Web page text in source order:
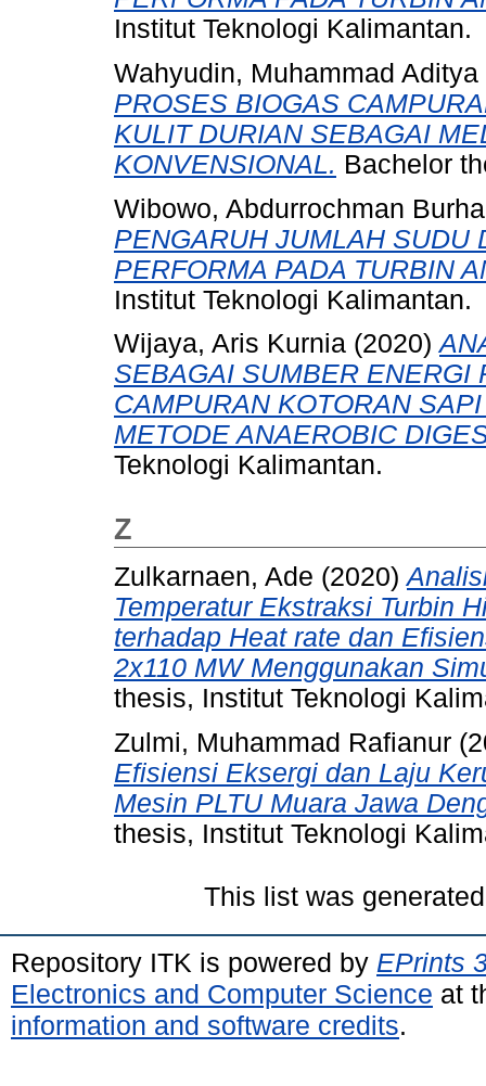
Institut Teknologi Kalimantan.
Wahyudin, Muhammad Aditya
PROSES BIOGAS
KULIT DURIAN SEBAGAI
KONVENSIONAL. Bachelor
Wibowo, Abdurrochman
PENGARUH JUMLAH SUDU
PERFORMA PADA TURBIN
Institut Teknologi Kalimantan.
Wijaya, Aris Kurnia (2020)
SEBAGAI SUMBER ENERGI
CAMPURAN KOTORAN
METODE ANAEROBIC
Teknologi Kalimantan.
Z
Zulkarnaen, Ade (2020)
Temperatur Ekstraksi Turbin
terhadap Heat rate dan
2x110 MW Menggunakan
thesis, Institut Teknologi
Zulmi, Muhammad Rafianur
Efisiensi Eksergi dan Laju
Mesin PLTU Muara Jawa
thesis, Institut Teknologi
This list was
Repository ITK is powered by EPrints
Electronics and Computer Science at
information and software credits.